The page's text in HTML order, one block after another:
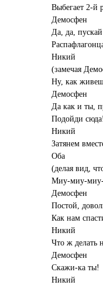
Выбегает 2-й
Демосфен
Да, да,
Никий
(замечая
Ну, как
Демосфен
Да как и ты,
Подойди сюда!
Никий
Затянем
Оба
(делая вид,
Миу-миу-
Демосфен
Постой,
Как нам
Никий
Что ж делать
Демосфен
Скажи-ка ты!
Никий